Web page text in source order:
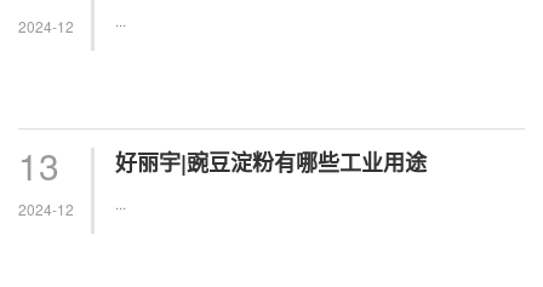
2024-12 ...
13
2024-12
好丽宇|豌豆淀粉有哪些工业用途
...